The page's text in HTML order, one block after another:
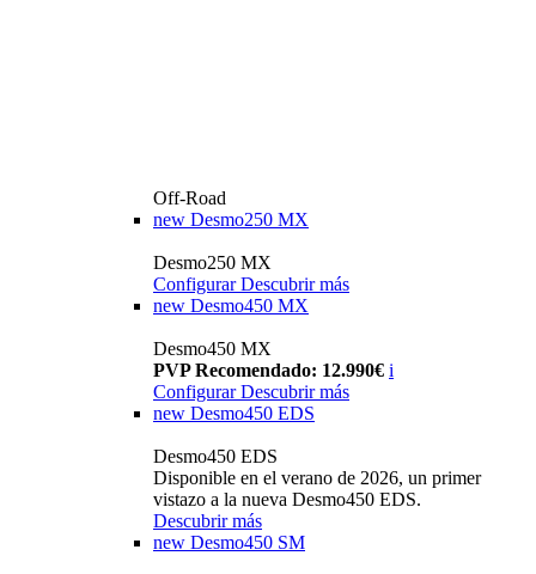
Off-Road
new Desmo250 MX
Desmo250 MX
Configurar Descubrir más
new Desmo450 MX
Desmo450 MX
PVP Recomendado: 12.990€ i
Configurar Descubrir más
new Desmo450 EDS
Desmo450 EDS
Disponible en el verano de 2026, un primer
vistazo a la nueva Desmo450 EDS.
Descubrir más
new Desmo450 SM